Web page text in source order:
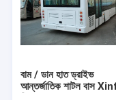
বাম / ডান হাত ড্রাইভ
আন্তর্জাতিক শাটল বাস